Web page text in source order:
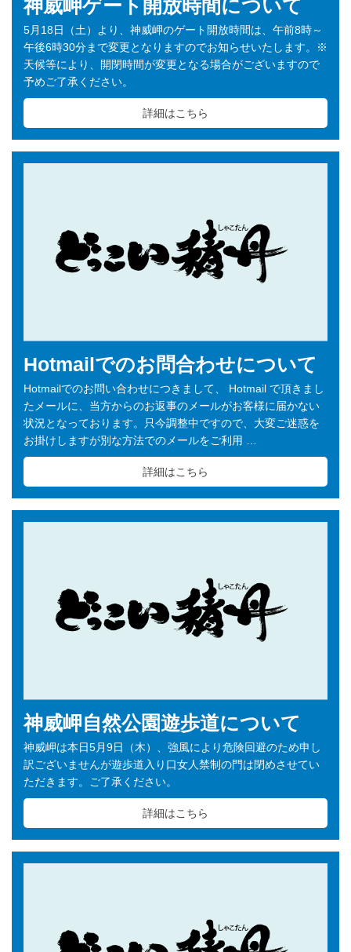
神威岬ゲート開放時間について
5月18日（土）より、神威岬のゲート開放時間は、午前8時～
午後6時30分まで変更となりますのでお知らせいたします。※
天候等により、開閉時間が変更となる場合がございますので
予めご了承ください。
詳細はこちら
Hotmailでのお問合わせについて
Hotmailでのお問い合わせにつきまして、 Hotmail で頂きまし
たメールに、当方からのお返事のメールがお客様に届かない
状況となっております。只今調整中ですので、大変ご迷惑を
お掛けしますが別な方法でのメールをご利用 …
詳細はこちら
神威岬自然公園遊歩道について
神威岬は本日5月9日（木）、強風により危険回避のため申し
訳ございませんが遊歩道入り口女人禁制の門は閉めさせてい
ただきます。ご了承ください。
詳細はこちら